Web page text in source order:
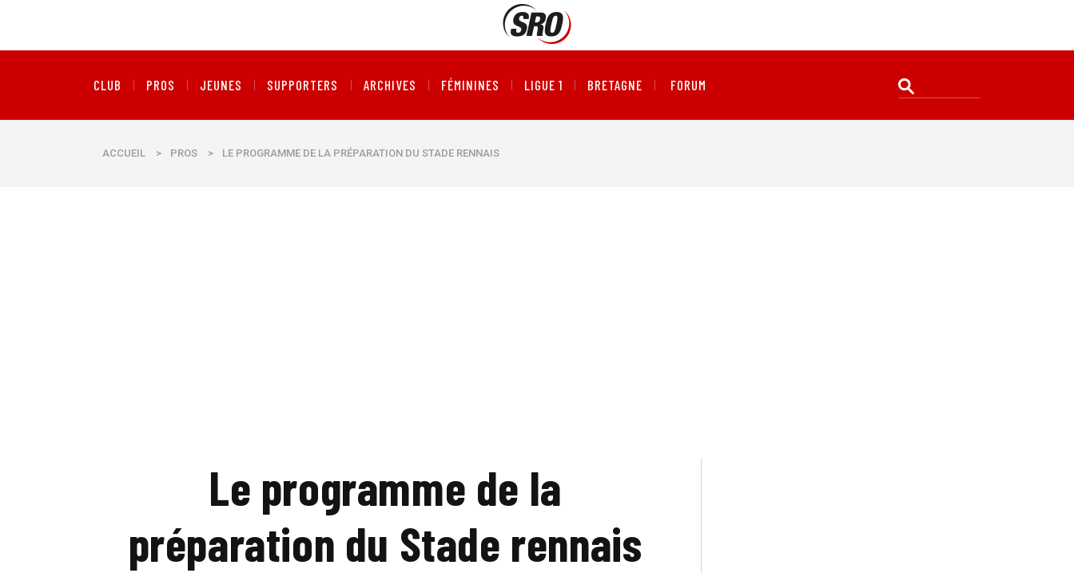
CLUB PROS JEUNES SUPPORTERS ARCHIVES FÉMININES LIGUE 1 BRETAGNE FORUM
ACCUEIL > PROS > LE PROGRAMME DE LA PRÉPARATION DU STADE RENNAIS
Le programme de la
préparation du Stade rennais